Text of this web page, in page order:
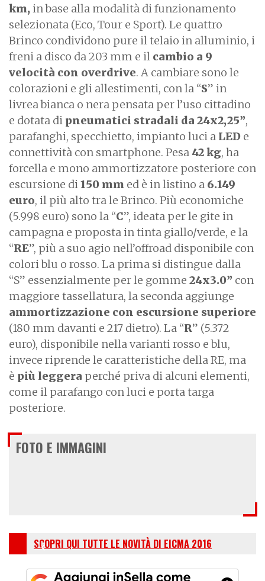
km,in base alla modalità di funzionamento
selezionata (Eco, Tour e Sport). Le quattro
Brinco condividono pure il telaio in alluminio, i
freni a disco da 203 mm e il cambio a 9
velocità con overdrive. A cambiare sono le
colorazioni e gli allestimenti, con la “S” in
livrea bianca o nera pensata per l’uso cittadino
e dotata di pneumatici stradali da 24x2,25”,
parafanghi, specchietto, impianto luci a LED e
connettività con smartphone. Pesa 42 kg, ha
forcella e mono ammortizzatore posteriore con
escursione di150 mm ed è in listino a 6.149
euro, il più alto tra le Brinco. Più economiche
(5.998 euro) sono la “C”, ideata per le gite in
campagna e proposta in tinta giallo/verde, e la
“RE”, più a suo agio nell’offroad disponibile con
colori blu o rosso. La prima si distingue dalla
“S” essenzialmente per le gomme 24x3.0” con
maggiore tassellatura, la seconda aggiunge
ammortizzazione con escursione superiore
(180 mm davanti e 217 dietro). La “R” (5.372
euro), disponibile nella varianti rosso e blu,
invece riprende le caratteristiche della RE, ma
è più leggera perché priva di alcuni elementi,
come il parafango con luci e porta targa
posteriore.
FOTO E IMMAGINI
SCOPRI QUI TUTTE LE NOVITÀ DI EICMA 2016